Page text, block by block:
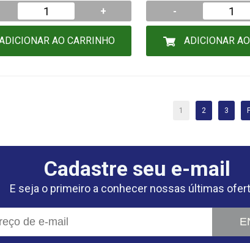
+
AO CARRINHO
-
ADICIONAR
1 2 3
Cadastre seu e-mail
E seja o primeiro a conhecer nossas últimas